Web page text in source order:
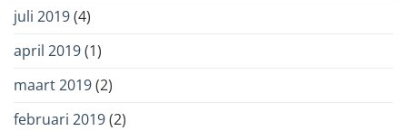
juli 2019(4)
april 2019(1)
maart 2019(2)
februari 2019(2)